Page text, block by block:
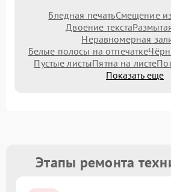
Бледная печатьСмещение
Двоение текста
Неравномерная
Белые полосы на отпечатке
Пустые листыПятна на листе
Показать еще
Этапы ремонта